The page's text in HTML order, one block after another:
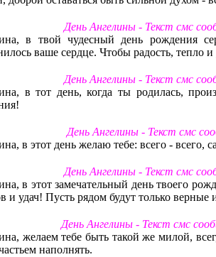
День Ангелины - Текст смс
в твой чудесный день рождения
ваше сердце. Чтобы радость, тепло
День Ангелины - Текст смс
в тот день, когда ты родилась,
День Ангелины - Текст смс
в этот день желаю тебе: всего - всего,
День Ангелины - Текст смс
в этот замечательный день твоего
и удач! Пусть рядом будут только
День Ангелины - Текст смс
желаем тебе быть такой же милой,
наполнять.